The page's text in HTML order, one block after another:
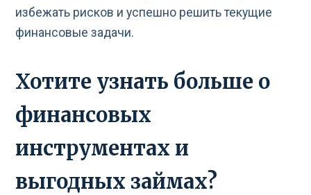
избежать рисков и успешно решить текущие
финансовые задачи.
Хотите узнать больше о
финансовых
инструментах и
выгодных займах?